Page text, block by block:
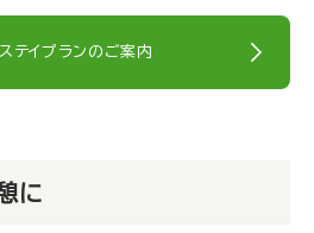
テイプランのご案内
に